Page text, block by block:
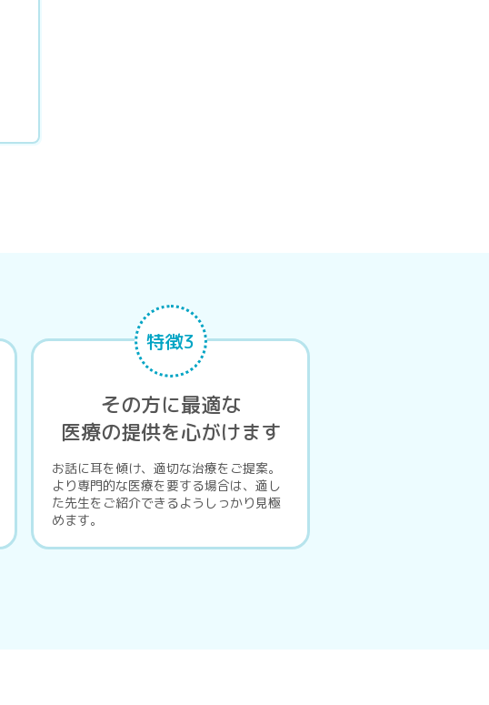
特徴3
その方に最適な
医療の提供を心がけます
お話に耳を傾け、適切な治療をご提案。
より専門的な医療を要する場合は、適し
た先生をご紹介できるようしっかり見極
めます。